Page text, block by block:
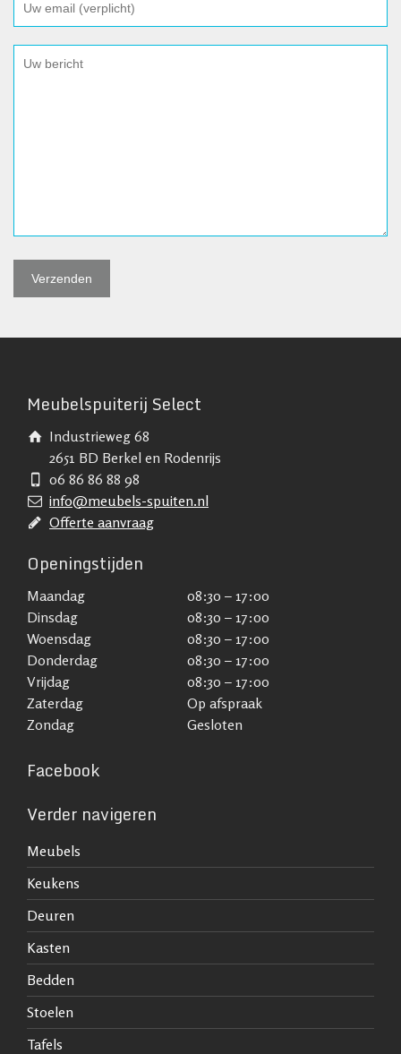
Meubelspuiterij Select
Industrieweg 68
2651 BD Berkel en Rodenrijs
06 86 86 88 98
info@meubels-spuiten.nl
Offerte aanvraag
Openingstijden
Maandag
08:30 – 17:00
Dinsdag
08:30 – 17:00
Woensdag
08:30 – 17:00
Donderdag
08:30 – 17:00
Vrijdag
08:30 – 17:00
Zaterdag
Op afspraak
Zondag
Gesloten
Facebook
Verder navigeren
Meubels
Keukens
Deuren
Kasten
Bedden
Stoelen
Tafels